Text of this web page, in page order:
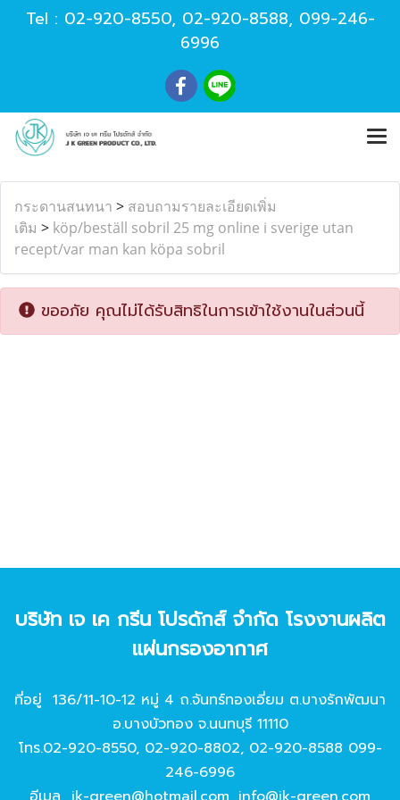
Tel : 02-920-8550, 02-920-8588, 099-246-
6996
กระดานสนทนา > สอบถามรายละเอียดเพิ่ม
เติม > köp/beställ sobril 25 mg online i sverige utan
recept/var man kan köpa sobril
ขออภัย คุณไม่ได้รับสิทธิในการเข้าใช้งานในส่วนนี้
บริษัท เจ เค กรีน โปรดักส์ จํากัด โรงงานผลิต
แผ่นกรองอากาศ
ที่อยู่ 136/11-10-12 หมู่ 4 ถ.จันทร์ทองเอี่ยม ต.บางรักพัฒนา
อ.บางบัวทอง จ.นนทบุรี 11110
โทร.02-920-8550, 02-920-8802, 02-920-8588 099-
246-6996